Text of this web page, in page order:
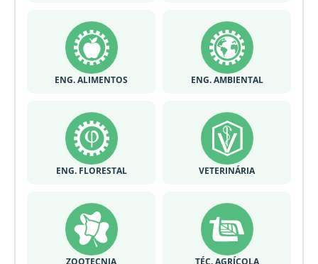
ENG. ALIMENTOS ENG. AMBIENTAL
ENG. FLORESTAL VETERINÁRIA
ZOOTECNIA TÉC. AGRÍCOLA